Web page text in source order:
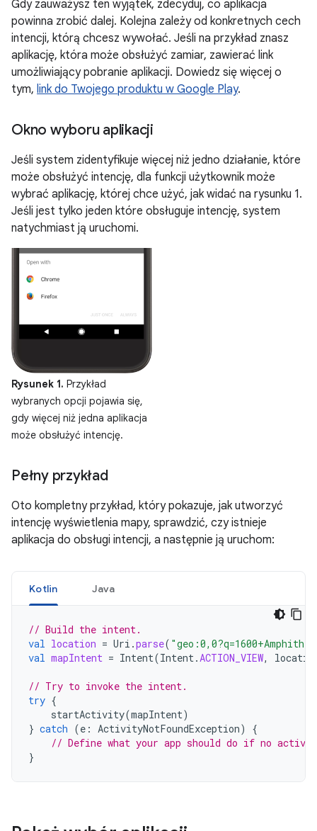
Gdy zauważysz ten wyjątek, zdecyduj, co aplikacja
powinna zrobić dalej. Kolejna zależy od konkretnych cech
intencji, którą chcesz wywołać. Jeśli na przykład znasz
aplikację, która może obsłużyć zamiar, zawierać link
umożliwiający pobranie aplikacji. Dowiedz się więcej o
tym, link do Twojego produktu w Google Play.
Okno wyboru aplikacji
Jeśli system zidentyfikuje więcej niż jedno działanie, które
może obsłużyć intencję, dla funkcji użytkownik może
wybrać aplikację, której chce użyć, jak widać na rysunku 1.
Jeśli jest tylko jeden które obsługuje intencję, system
natychmiast ją uruchomi.
Rysunek 1. Przykład
wybranych opcji pojawia się,
gdy więcej niż jedna aplikacja
może obsłużyć intencję.
Pełny przykład
Oto kompletny przykład, który pokazuje, jak utworzyć
intencję wyświetlenia mapy, sprawdzić, czy istnieje
aplikacja do obsługi intencji, a następnie ją uruchom:
Kotlin Java
// Build the intent.
val location = Uri .parse(
val mapIntent = Intent(Intent . ACTION_VIEW,
// Try to invoke the intent.
try {
startActivity(mapIntent)
} catch (e : ActivityNotFoundException)
{
// Define what your app should do if no
}